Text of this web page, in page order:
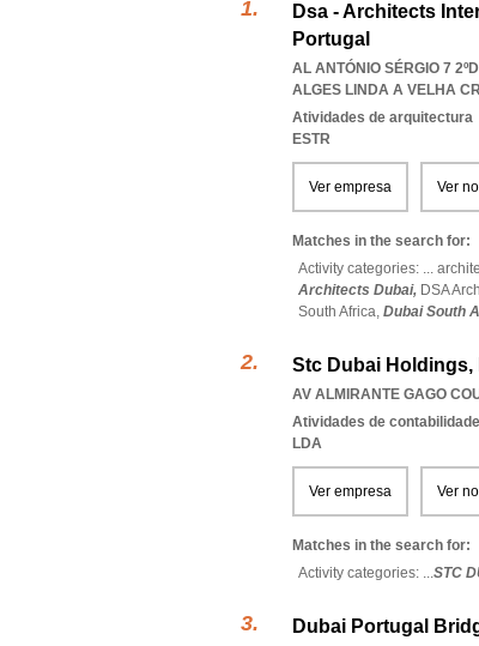
Dsa - Architects
Portugal
AL ANTÓNIO SÉRGIO 7
ALGES LINDA A VELHA
Atividades de arquitectura
ESTR
Ver empresa Ver
Matches in the search for:
Activity categories: ...
Architects Dubai, DSA
South Africa, Dubai South
Stc Dubai Holdings,
AV ALMIRANTE GAGO
Atividades de
LDA
Ver empresa Ver
Matches in the search for:
Activity categories: ...STC
Dubai Portugal